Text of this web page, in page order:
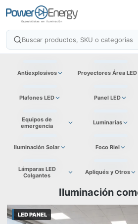
Antiexplosivos Proyectores Área LED
Plafones LED Panel LED
Equipos de
emergencia
Luminarias
Iluminación Solar Foco Riel
Lámparas LED
Colgantes
Apliqués y Otros
Iluminación
LED PANEL